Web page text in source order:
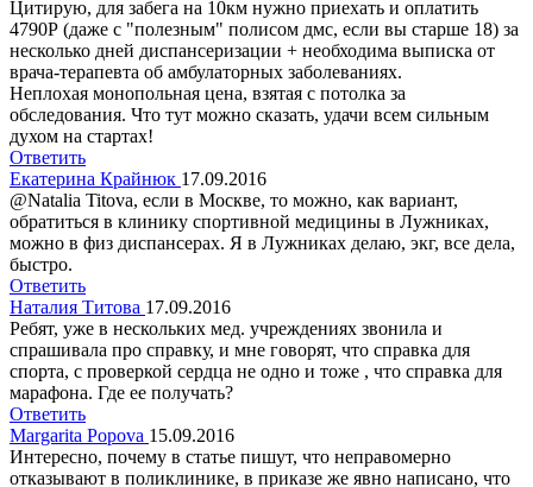
Цитирую, для забега на 10км нужно приехать и оплатить
4790Р (даже с "полезным" полисом дмс, если вы старше 18) за
несколько дней диспансеризации + необходима выписка от
врача-терапевта об амбулаторных заболеваниях.
Неплохая монопольная цена, взятая с потолка за
обследования. Что тут можно сказать, удачи всем сильным
духом на стартах!
Ответить
Екатерина Крайнюк 17.09.2016
@Natalia Titova, если в Москве, то можно, как вариант,
обратиться в клинику спортивной медицины в Лужниках,
можно в физ диспансерах. Я в Лужниках делаю, экг, все дела,
быстро.
Ответить
Наталия Титова 17.09.2016
Ребят, уже в нескольких мед. учреждениях звонила и
спрашивала про справку, и мне говорят, что справка для
спорта, с проверкой сердца не одно и тоже , что справка для
марафона. Где ее получать?
Ответить
Margarita Popova 15.09.2016
Интересно, почему в статье пишут, что неправомерно
отказывают в поликлинике, в приказе же явно написано, что